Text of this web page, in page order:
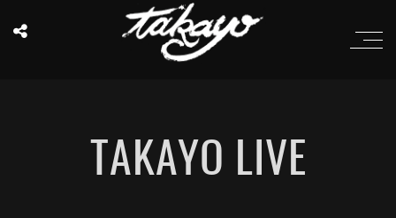
TAKAYO LIVE